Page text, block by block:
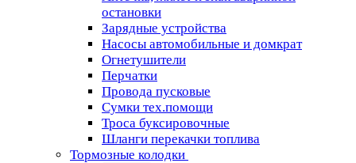
остановки
Зарядные устройства
Насосы автомобильные и домкрат
Огнетушители
Перчатки
Провода пусковые
Сумки тех.помощи
Троса буксировочные
Шланги перекачки топлива
Тормозные колодки